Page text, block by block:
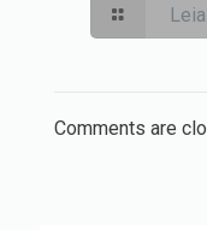
Comments are